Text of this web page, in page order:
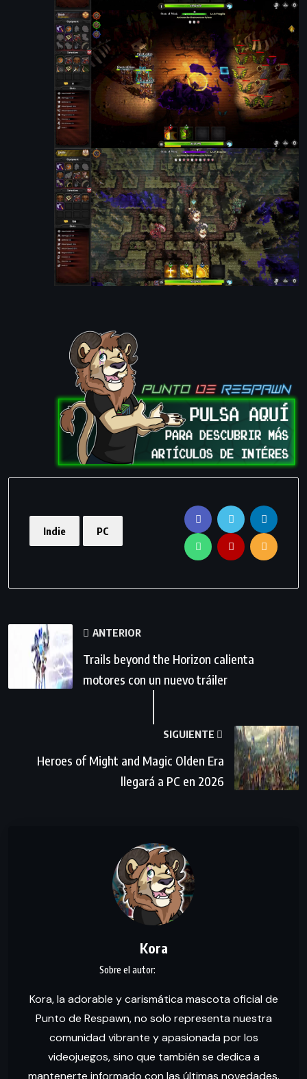
Indie PC
ANTERIOR
Trails beyond the Horizon calienta
motores con un nuevo tráiler
SIGUIENTE
Heroes of Might and Magic Olden Era
llegará a PC en 2026
Kora
Kora, la adorable y carismática mascota oficial de
Punto de Respawn, no solo representa nuestra
comunidad vibrante y apasionada por los
videojuegos, sino que también se dedica a
mantenerte informado con las últimas novedades.